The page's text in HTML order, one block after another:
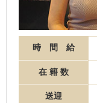
時 間 給
在 籍 数
送迎